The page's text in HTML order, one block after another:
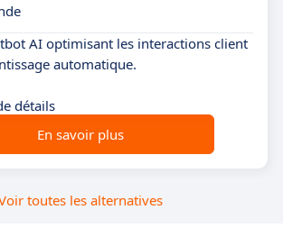
AI optimisant les interactions client
automatique.
détails
En savoir plus
toutes les alternatives